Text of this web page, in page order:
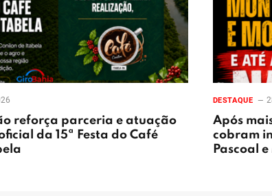
reforça parceria e atuação
da 15ª Festa do Café
DESTAQUE
Após
cobram
Pascoal